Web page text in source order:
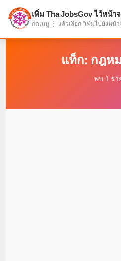
แบ่งปันโอกาส เพื่ออนาคตที่ก้
แท็ก: กฎห
พบ 1 รา
เพิ่ม ThaiJobsGov ไว้หน้า
กดเมนู ⋮ แล้วเลือก "เพิ่มไปยังหน้า